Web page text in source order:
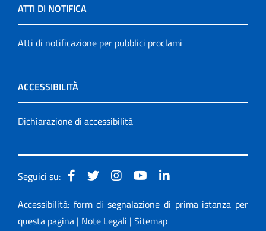
ATTI DI NOTIFICA
Atti di notificazione per pubblici proclami
ACCESSIBILITÀ
Dichiarazione di accessibilità
Seguici su:
Accessibilità: form di segnalazione di prima istanza per
questa pagina | Note Legali | Sitemap